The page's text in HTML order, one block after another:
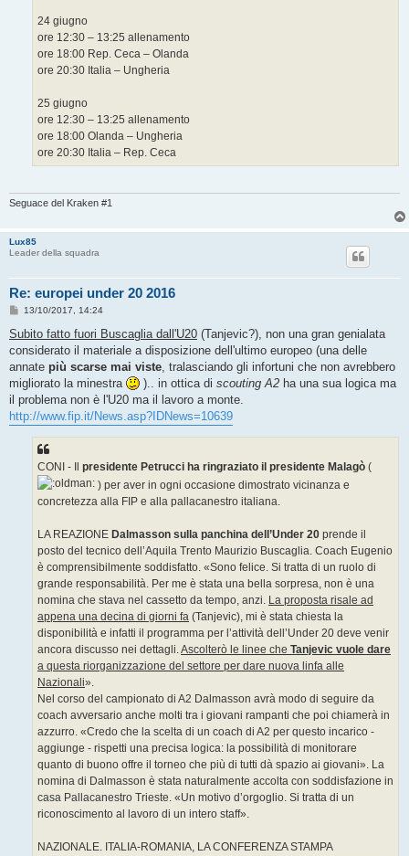
24 giugno
ore 12:30 – 13:25 allenamento
ore 18:00 Rep. Ceca – Olanda
ore 20:30 Italia – Ungheria
25 giugno
ore 12:30 – 13:25 allenamento
ore 18:00 Olanda – Ungheria
ore 20:30 Italia – Rep. Ceca
Seguace del Kraken #1
Lux85
Leader della squadra
Re: europei under 20 2016
M
s
s
a
g
i
o
13/10/2017, 14:24
Subito fatto fuori Buscaglia dall'U20 (Tanjevic?), non una gran genialata
considerato il materiale a disposizione dell'ultimo europeo (una delle
annate più scarse mai viste, tralasciando gli infortuni che non avrebbero
migliorato la minestra
).. in ottica di scouting A2 ha una sua logica ma
il problema non è l'U20 ma il lavoro a monte.
http://www.fip.it/News.asp?IDNews=10639
CONI - Il presidente Petrucci ha ringraziato il presidente Malagò (
) per aver in ogni occasione dimostrato vicinanza e
concretezza alla FIP e alla pallacanestro italiana.
LA REAZIONE Dalmasson sulla panchina dell’Under 20 prende il
posto del tecnico dell’Aquila Trento Maurizio Buscaglia. Coach Eugenio
è comprensibilmente soddisfatto. «Sono felice. Si tratta di un ruolo di
grande responsabilità. Per me è stata una bella sorpresa, non è una
nomina che stava nel cassetto da tempo, anzi. La proposta risale ad
appena una decina di giorni fa (Tanjevic), mi è stata chiesta la
disponibilità e infatti il programma per l’attività dell’Under 20 deve venir
ancora discusso nei dettagli.Ascolterò le linee che Tanjevic vuole dare
a questa riorganizzazione del settore per dare nuova linfa alle
Nazionali».
Nel corso del campionato di A2 Dalmasson avrà modo di seguire da
coach avversario anche molti tra i giovani rampanti che poi chiamerà in
azzurro. «Credo che la scelta di un coach di A2 per questo incarico -
aggiunge - rispetti una precisa logica: la possibilità di monitorare
quanto di buono offre il torneo che più di tutti dà spazio ai giovani». La
nomina di Dalmasson è stata naturalmente accolta con soddisfazione in
casa Pallacanestro Trieste. «Un motivo d’orgoglio. Si tratta di un
riconoscimento al lavoro di un intero staff».
NAZIONALE. ITALIA-ROMANIA, LA CONFERENZA STAMPA